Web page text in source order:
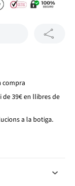
compra
39€ en llibres de
a la botiga.